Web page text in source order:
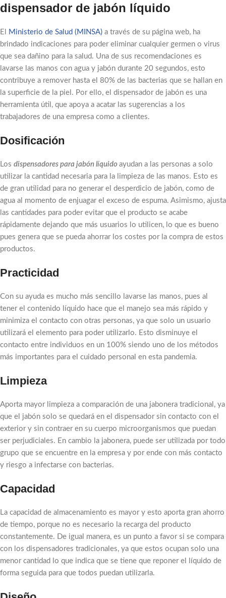
dispensador de jabón líquido
El Ministerio de Salud (MINSA) a través de su página web, ha
brindado indicaciones para poder eliminar cualquier germen o virus
que sea dañino para la salud. Una de sus recomendaciones es
lavarse las manos con agua y jabón durante 20 segundos, esto
contribuye a remover hasta el 80% de las bacterias que se hallan en
la superficie de la piel. Por ello, el dispensador de jabón es una
herramienta útil, que apoya a acatar las sugerencias a los
trabajadores de una empresa como a clientes.
Dosificación
Los dispensadores para jabón líquido ayudan a las personas a solo
utilizar la cantidad necesaria para la limpieza de las manos. Esto es
de gran utilidad para no generar el desperdicio de jabón, como de
agua al momento de enjuagar el exceso de espuma. Asimismo, ajusta
las cantidades para poder evitar que el producto se acabe
rápidamente dejando que más usuarios lo utilicen, lo que es bueno
pues genera que se pueda ahorrar los costes por la compra de estos
productos.
Practicidad
Con su ayuda es mucho más sencillo lavarse las manos, pues al
tener el contenido líquido hace que el manejo sea más rápido y
minimiza el contacto con otras personas, ya que solo un usuario
utilizará el elemento para poder utilizarlo. Esto disminuye el
contacto entre individuos en un 100% siendo uno de los métodos
más importantes para el cuidado personal en esta pandemia.
Limpieza
Aporta mayor limpieza a comparación de una jabonera tradicional, ya
que el jabón solo se quedará en el dispensador sin contacto con el
exterior y sin contraer en su cuerpo microorganismos que puedan
ser perjudiciales. En cambio la jabonera, puede ser utilizada por todo
grupo que se encuentre en la empresa y por ende con más contacto
y riesgo a infectarse con bacterias.
Capacidad
La capacidad de almacenamiento es mayor y esto aporta gran ahorro
de tiempo, porque no es necesario la recarga del producto
constantemente. De igual manera, es un punto a favor si se compara
con los dispensadores tradicionales, ya que estos ocupan solo una
menor cantidad lo que indica que se tiene que reponer el líquido de
forma seguida para que todos puedan utilizarla.